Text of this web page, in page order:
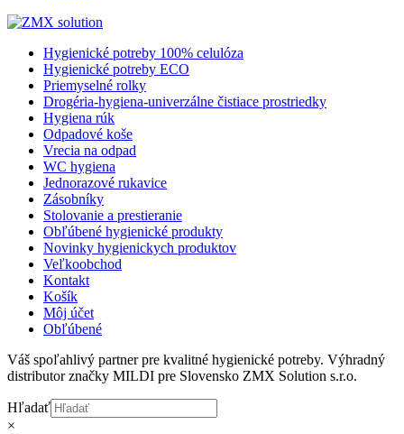
Hygienické potreby 100% celulóza
Hygienické potreby ECO
Priemyselné rolky
Drogéria-hygiena-univerzálne čistiace prostriedky
Hygiena rúk
Odpadové koše
Vrecia na odpad
WC hygiena
Jednorazové rukavice
Zásobníky
Stolovanie a prestieranie
Obľúbené hygienické produkty
Novinky hygienickych produktov
Veľkoobchod
Kontakt
Košík
Môj účet
Obľúbené
Váš spoľahlivý partner pre kvalitné hygienické potreby. Výhradný
distributor značky MILDI pre Slovensko ZMX Solution s.r.o.
Hľadať
×